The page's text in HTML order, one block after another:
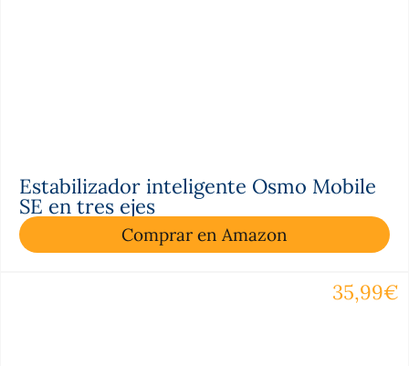
Estabilizador inteligente Osmo Mobile
SE en tres ejes
Comprar en Amazon
35,99€